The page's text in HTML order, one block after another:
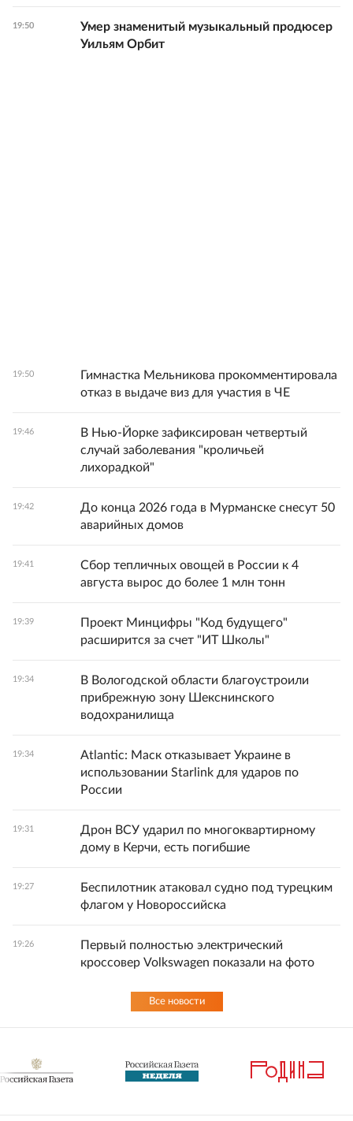
19:50
Умер знаменитый музыкальный продюсер
Уильям Орбит
19:50
Гимнастка Мельникова прокомментировала
отказ в выдаче виз для участия в ЧЕ
19:46
В Нью-Йорке зафиксирован четвертый
случай заболевания "кроличьей
лихорадкой"
19:42
До конца 2026 года в Мурманске снесут 50
аварийных домов
19:41
Сбор тепличных овощей в России к 4
августа вырос до более 1 млн тонн
19:39
Проект Минцифры "Код будущего"
расширится за счет "ИТ Школы"
19:34
В Вологодской области благоустроили
прибрежную зону Шекснинского
водохранилища
19:34
Atlantic: Маск отказывает Украине в
использовании Starlink для ударов по
России
19:31
Дрон ВСУ ударил по многоквартирному
дому в Керчи, есть погибшие
19:27
Беспилотник атаковал судно под турецким
флагом у Новороссийска
19:26
Первый полностью электрический
кроссовер Volkswagen показали на фото
Все новости